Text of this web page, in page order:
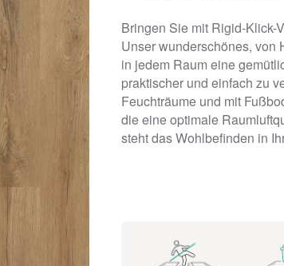
Bringen Sie mit Rigid-Klick-
Unser wunderschönes, von
in jedem Raum eine
praktischer und einfach zu
Feuchträume und mit
die eine optimale
steht das Wohlbefinden in